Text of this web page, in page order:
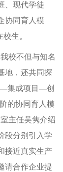
、现代学徒
协同育人模
生。
校不但与知名
地，还共同探
集成项目—创
的协同育人模
主任吴隽介绍
段分别引入学
接近真实生产
请合作企业提